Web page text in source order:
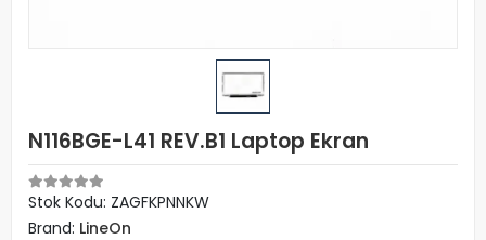
N116BGE-L41 REV.B1 Laptop Ekran
Stok Kodu: ZAGFKPNNKW
Brand: LineOn